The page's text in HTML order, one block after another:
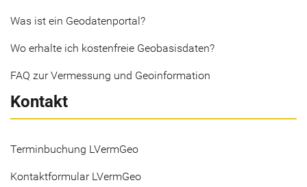
Was ist ein Geodatenportal?
Wo erhalte ich kostenfreie Geobasisdaten?
FAQ zur Vermessung und Geoinformation
Kontakt
Terminbuchung LVermGeo
Kontaktformular LVermGeo